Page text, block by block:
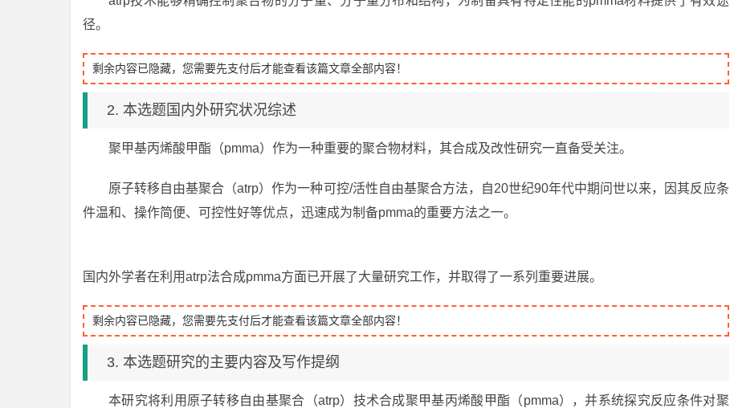
径。
剩余内容已隐藏，您需要先支付后才能查看该篇文章全部内容！
2. 本选题国内外研究状况综述
聚甲基丙烯酸甲酯（pmma）作为一种重要的聚合物材料，其合成及改性研究一直备受关注。
原子转移自由基聚合（atrp）作为一种可控/活性自由基聚合方法，自20世纪90年代中期问世以来，因其反应条
件温和、操作简便、可控性好等优点，迅速成为制备pmma的重要方法之一。
国内外学者在利用atrp法合成pmma方面已开展了大量研究工作，并取得了一系列重要进展。
剩余内容已隐藏，您需要先支付后才能查看该篇文章全部内容！
3. 本选题研究的主要内容及写作提纲
本研究将利用原子转移自由基聚合（atrp）技术合成聚甲基丙烯酸甲酯（pmma），并系统探究反应条件对聚